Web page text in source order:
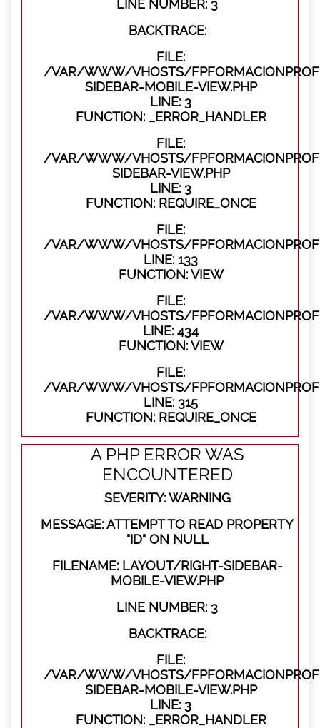
LINE NUMBER: 3
BACKTRACE:
FILE:
/VAR/WWW/VHOSTS/
SIDEBAR-MOBILE-VIEW.PHP
LINE: 3
FUNCTION: _ERROR_HANDLER
FILE:
/VAR/WWW/VHOSTS/
SIDEBAR-VIEW.PHP
LINE: 3
FUNCTION: REQUIRE_ONCE
FILE:
/VAR/WWW/VHOSTS/
LINE: 133
FUNCTION: VIEW
FILE:
/VAR/WWW/VHOSTS/
LINE: 434
FUNCTION: VIEW
FILE:
/VAR/WWW/VHOSTS/
LINE: 315
FUNCTION: REQUIRE_ONCE
A PHP ERROR WAS
ENCOUNTERED
SEVERITY: WARNING
MESSAGE: ATTEMPT TO READ PROPERTY
"ID" ON NULL
FILENAME: LAYOUT/RIGHT-SIDEBAR-
MOBILE-VIEW.PHP
LINE NUMBER: 3
BACKTRACE:
FILE:
/VAR/WWW/VHOSTS/
SIDEBAR-MOBILE-VIEW.PHP
LINE: 3
FUNCTION: _ERROR_HANDLER